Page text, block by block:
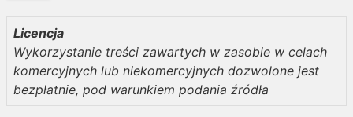
Licencja
Wykorzystanie treści zawartych w zasobie w celach
komercyjnych lub niekomercyjnych dozwolone jest
bezpłatnie, pod warunkiem podania źródła